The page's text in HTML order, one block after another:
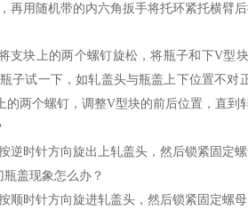
再用随机带的内六角扳手将托环紧托横臂
支块上的两个螺钉旋松，将瓶子和下V型
子试一下，如轧盖头与瓶盖上下位置不
两个螺钉，调整V型块的前后位置，直到
逆时针方向旋出上轧盖头，然后锁紧固定螺
盖现象怎么办？
顺时针方向旋进轧盖头，然后锁紧固定螺母